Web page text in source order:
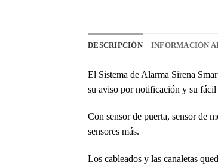
DESCRIPCIÓN INFORMACIÓN
El Sistema de Alarma Sirena
su aviso por notificación y su
Con sensor de puerta, sensor de
sensores más.
Los cableados y las canaletas